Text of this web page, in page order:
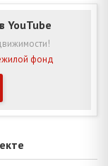
YouTube
фонд